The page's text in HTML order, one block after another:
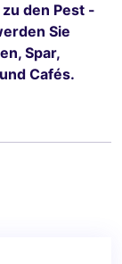
den Pest -
Sie
Spar,
Cafés.